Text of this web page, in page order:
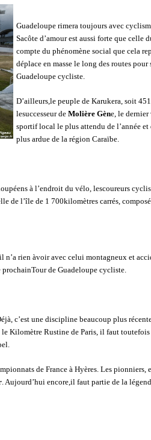
Guadeloupe rimera toujours avec
Sacôte d’amour est aussi forte que celle
compte du phénomène social que cela
déplace en masse le long des routes
Guadeloupe cycliste.
D’ailleurs,le peuple de Karukera, soit
lesuccesseur de Molière Gène, le dernier
sportif local le plus attendu de l’année et
plus ardue de la région Caraïbe.
à l’endroit du vélo, lescoureurs
l’île de 1 700kilomètres carrés,
n’a rien àvoir avec celui montagneux et
prochainTour de Guadeloupe cycliste.
c’est une discipline beaucoup plus
le Kilomètre Rustine de Paris, il faut
de France à Hyères. Les pionniers,
. Aujourd’hui encore,il faut partie de la